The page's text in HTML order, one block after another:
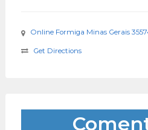
Online Formiga Minas Gerais
Get Directions